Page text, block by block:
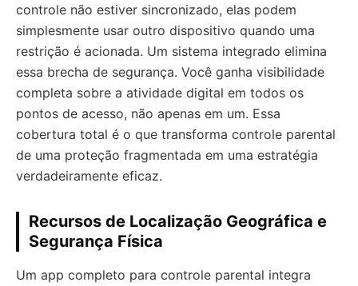
controle não estiver sincronizado, elas podem
simplesmente usar outro dispositivo quando uma
restrição é acionada. Um sistema integrado elimina
essa brecha de segurança. Você ganha visibilidade
completa sobre a atividade digital em todos os
pontos de acesso, não apenas em um. Essa
cobertura total é o que transforma controle parental
de uma proteção fragmentada em uma estratégia
verdadeiramente eficaz.
Recursos de Localização Geográfica e
Segurança Física
Um app completo para controle parental integra